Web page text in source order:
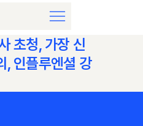
초청, 가장 신
, 인플루엔셜 강